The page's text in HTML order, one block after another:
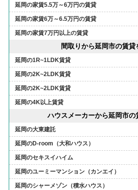
延岡の家賃5.5万～6万円の賃貸
延岡の家賃6万～6.5万円の賃貸
延岡の家賃7万円以上の賃貸
間取りから延岡市の賃貸
延岡の1R~1LDK賃貸
延岡の2K~2LDK賃貸
延岡の2K~2LDK賃貸
延岡の4K以上賃貸
ハウスメーカーから延岡市の
延岡の大東建託
延岡のD-room（大和ハウス）
延岡のセキスイハイム
延岡のユーミーマンション（カンエイ）
延岡のシャーメゾン（積水ハウス）